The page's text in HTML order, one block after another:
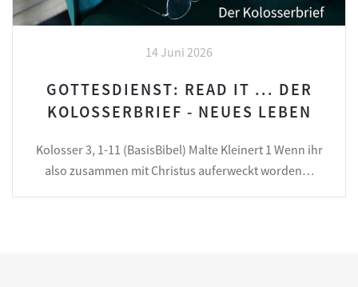
14 Juni 2026
GOTTESDIENST: READ IT ... DER
KOLOSSERBRIEF - NEUES LEBEN
Kolosser 3, 1-11 (BasisBibel) Malte Kleinert 1 Wenn ihr
also zusammen mit Christus auferweckt worden…